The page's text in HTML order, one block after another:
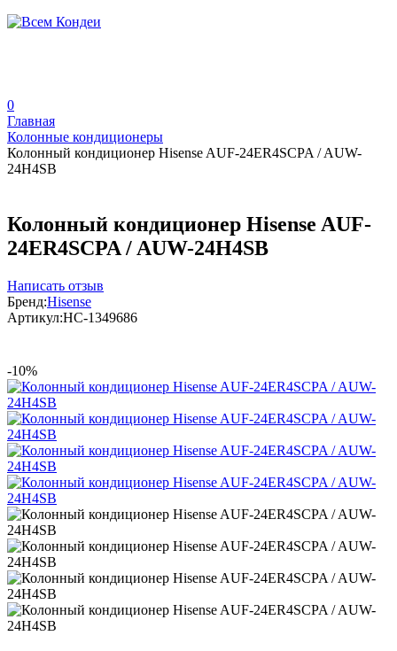
0
Главная
Колонные кондиционеры
Колонный кондиционер Hisense AUF-24ER4SCPA / AUW-
24H4SB
Колонный кондиционер Hisense AUF-
24ER4SCPA / AUW-24H4SB
Написать отзыв
Бренд:Hisense
Артикул:НС-1349686
-10%